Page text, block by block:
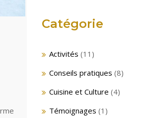
Catégorie
Activités (11)
Conseils pratiques (8)
Cuisine et Culture (4)
Témoignages (1)